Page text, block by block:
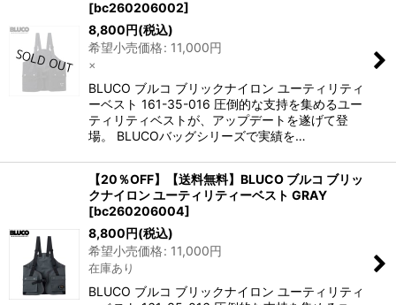
[bc260206002]
8,800円(税込)
希望小売価格: 11,000円
×
BLUCO ブルコ ブリックナイロン ユーティリティ
ーベスト 161-35-016 圧倒的な支持を集めるユー
ティリティベストが、アップデートを遂げて登
場。 BLUCOバッグシリーズで実績を…
【20％OFF】【送料無料】BLUCO ブルコ ブリッ
クナイロン ユーティリティーベスト GRAY
[bc260206004]
8,800円(税込)
希望小売価格: 11,000円
在庫あり
BLUCO ブルコ ブリックナイロン ユーティリティ